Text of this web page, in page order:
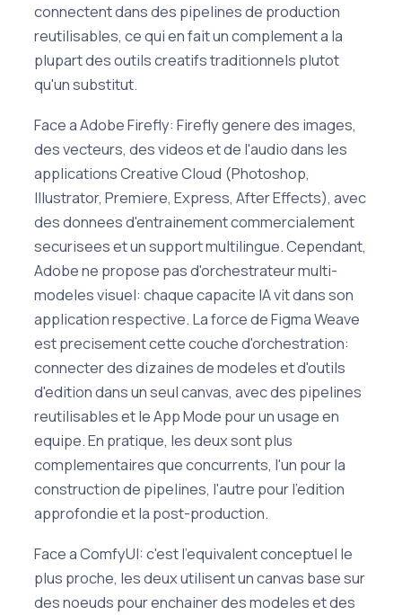
connectent dans des pipelines de production
reutilisables, ce qui en fait un complement a la
plupart des outils creatifs traditionnels plutot
qu'un substitut.
Face a Adobe Firefly: Firefly genere des images,
des vecteurs, des videos et de l'audio dans les
applications Creative Cloud (Photoshop,
Illustrator, Premiere, Express, After Effects), avec
des donnees d'entrainement commercialement
securisees et un support multilingue. Cependant,
Adobe ne propose pas d'orchestrateur multi-
modeles visuel: chaque capacite IA vit dans son
application respective. La force de Figma Weave
est precisement cette couche d'orchestration:
connecter des dizaines de modeles et d'outils
d'edition dans un seul canvas, avec des pipelines
reutilisables et le App Mode pour un usage en
equipe. En pratique, les deux sont plus
complementaires que concurrents, l'un pour la
construction de pipelines, l'autre pour l'edition
approfondie et la post-production.
Face a ComfyUI: c'est l'equivalent conceptuel le
plus proche, les deux utilisent un canvas base sur
des noeuds pour enchainer des modeles et des